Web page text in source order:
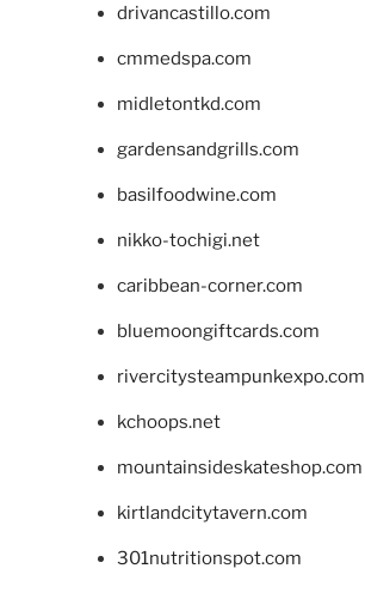
drivancastillo.com
cmmedspa.com
midletontkd.com
gardensandgrills.com
basilfoodwine.com
nikko-tochigi.net
caribbean-corner.com
bluemoongiftcards.com
rivercitysteampunkexpo.com
kchoops.net
mountainsideskateshop.com
kirtlandcitytavern.com
301nutritionspot.com